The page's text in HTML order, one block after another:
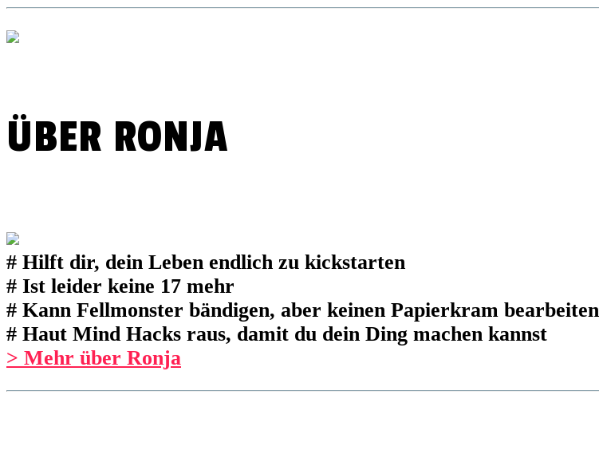
ÜBER RONJA
# Hilft dir, dein Leben endlich zu kickstarten
# Ist leider keine 17 mehr
# Kann Fellmonster bändigen, aber keinen Papierkram bearbeiten
# Haut Mind Hacks raus, damit du dein Ding machen kannst
> Mehr über Ronja